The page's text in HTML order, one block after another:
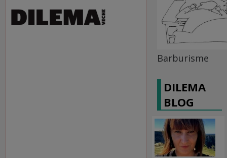
Barburisme
DILEMA
BLOG